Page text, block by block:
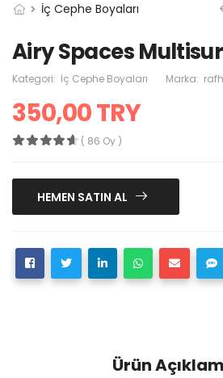
İç Cephe Boyaları
Airy Spaces
Kategori: İç Cephe Boyaları Marka:
350,00 TRY
( 86 Oy )
HEMEN SATIN AL
Ürün